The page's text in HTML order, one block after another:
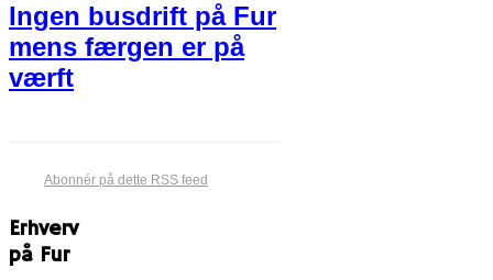
Ingen busdrift på Fur
mens færgen er på
værft
Abonnér på dette RSS feed
Erhverv
på Fur